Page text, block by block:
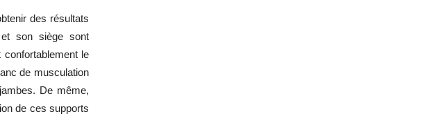
des résultats
et son siège sont
le
de musculation
De même,
de ces supports